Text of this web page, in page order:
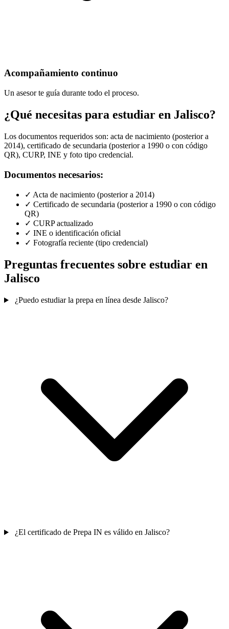
Acompañamiento continuo
Un asesor te guía durante todo el proceso.
¿Qué necesitas para estudiar en Jalisco?
Los documentos requeridos son: acta de nacimiento (posterior a
2014), certificado de secundaria (posterior a 1990 o con código
QR), CURP, INE y foto tipo credencial.
Documentos necesarios:
✓ Acta de nacimiento (posterior a 2014)
✓ Certificado de secundaria (posterior a 1990 o con código
QR)
✓ CURP actualizado
✓ INE o identificación oficial
✓ Fotografía reciente (tipo credencial)
Preguntas frecuentes sobre estudiar en
Jalisco
¿Puedo estudiar la prepa en línea desde Jalisco?
¿El certificado de Prepa IN es válido en Jalisco?